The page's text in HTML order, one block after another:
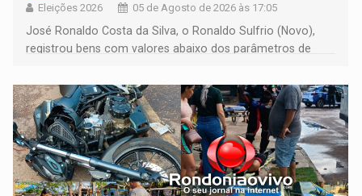
Eleições 2026 05 de Agosto de 2026 às 17:05
José Ronaldo Costa da Silva, o Ronaldo Sulfrio (Novo),
registrou bens com valores abaixo dos parâmetros de
milhões